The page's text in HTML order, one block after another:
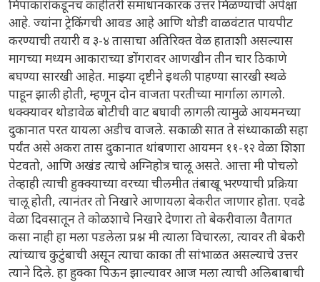
मिपाकारांकडूनच काहीतरी समाधानकारक उत्तर मिळण्याची अपेक्षा
आहे. ज्यांना ट्रेकिंगची आवड आहे आणि थोडी वाळवंटात पायपीट
करण्याची तयारी व ३-४ तासाचा अतिरिक्त वेळ हाताशी असल्यास
मागच्या मध्यम आकाराच्या डोंगरावर आणखीन तीन चार ठिकाणे
बघण्या सारखी आहेत. माझ्या दृष्टीने इथली पाहण्या सारखी स्थळे
पाहून झाली होती, म्हणून दोन वाजता परतीच्या मार्गाला लागलो.
धक्क्यावर थोडावेळ बोटीची वाट बघावी लागली त्यामुळे आयमनच्या
दुकानात परत यायला अडीच वाजले. सकाळी सात ते संध्याकाळी सहा
पर्यंत असे अकरा तास दुकानात थांबणारा आयमन ११-१२ वेळा शिशा
पेटवतो, आणि अखंड त्याचे अग्निहोत्र चालू असते. आत्ता मी पोचलो
तेव्हाही त्याची हुक्क्याच्या वरच्या चीलमीत तंबाखू भरण्याची प्रक्रिया
चालू होती, त्यानंतर तो निखारे आणायला बेकरीत जाणार होता. एवढे
वेळा दिवसातून ते कोळशाचे निखारे देणारा तो बेकरीवाला वैतागत
कसा नाही हा मला पडलेला प्रश्न मी त्याला विचारला, त्यावर ती बेकरी
त्यांच्याच कुटुंबाची असून त्याचा काका ती सांभाळत असल्याचे उत्तर
त्याने दिले. हा हुक्का पिऊन झाल्यावर आज मला त्याची अलिबाबाची